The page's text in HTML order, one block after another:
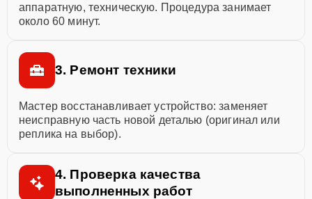
аппаратную, техническую. Процедура занимает
около 60 минут.
3. Ремонт техники
Мастер восстанавливает устройство: заменяет
неисправную часть новой деталью (оригинал или
реплика на выбор).
4. Проверка качества
выполненных работ